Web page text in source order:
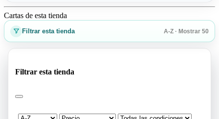
Cartas de esta tienda
Filtrar esta tienda A-Z · Mostrar 50
Filtrar esta tienda